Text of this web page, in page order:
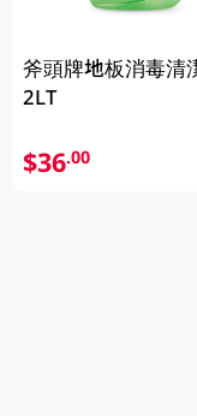
斧頭牌地板消毒清
2LT
$36.00